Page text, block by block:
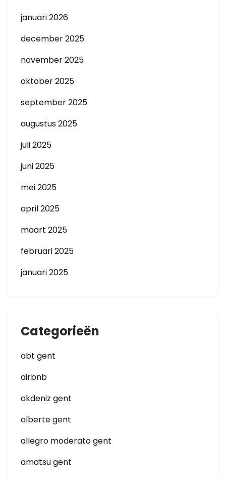
januari 2026
december 2025
november 2025
oktober 2025
september 2025
augustus 2025
juli 2025
juni 2025
mei 2025
april 2025
maart 2025
februari 2025
januari 2025
Categorieën
abt gent
airbnb
akdeniz gent
alberte gent
allegro moderato gent
amatsu gent